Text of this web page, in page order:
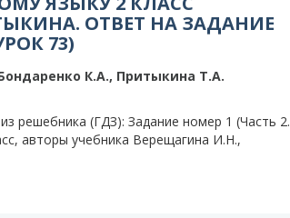
ОТВЕТ НА ЗАДАНИЕ
73)
К.А., Притыкина T.A.
решебника (ГДЗ): Задание номер 1 (Часть 2.
авторы учебника Верещагина И.Н.,